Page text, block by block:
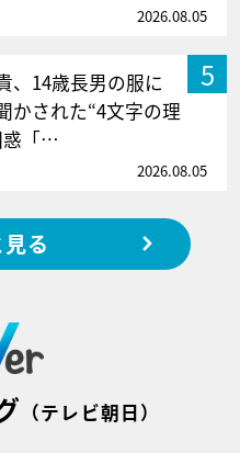
2026.08.05
5
、14歳長男の服に
かされた“4文字の理
惑「…
2026.08.05
る
（テレビ朝日）